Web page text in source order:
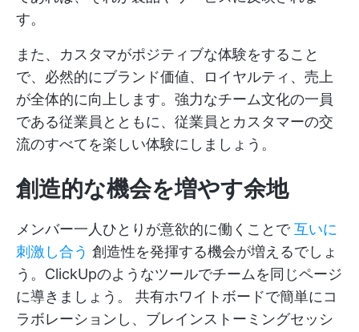
す。
また、カスタマがポジティブな体験をすること
で、必然的にブランド価値、ロイヤルティ、売上
が全体的に向上します。強力なチーム文化の一員
である従業員とともに、従業員とカスタマーの交
流のすべてを楽しい体験にしましょう。
創造的な機会を増やす余地
メンバー一人ひとりが意欲的に働くことで互いに
刺激し合う 創造性を発揮する機会が増えるでしょ
う。ClickUpのようなツールでチームを同じページ
に導きましょう。 共有ホワイトボードで簡単にコ
ラボレーションし、ブレインストーミングセッシ